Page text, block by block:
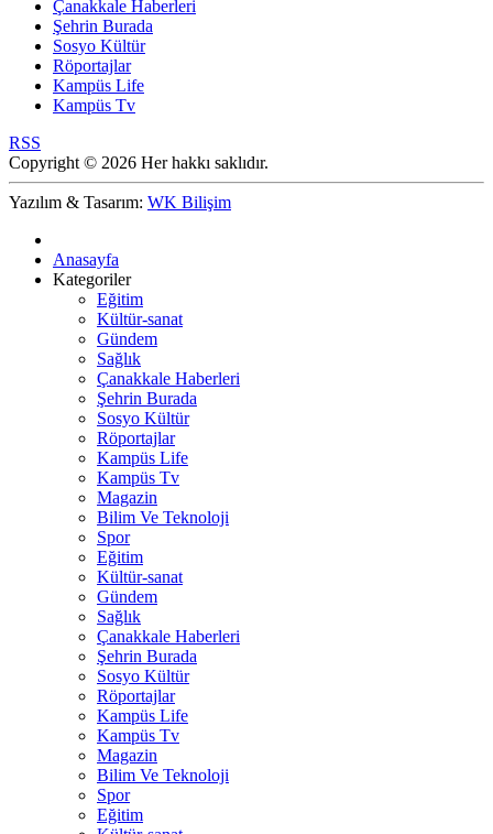
Çanakkale Haberleri
Şehrin Burada
Sosyo Kültür
Röportajlar
Kampüs Life
Kampüs Tv
RSS
Copyright © 2026 Her hakkı saklıdır.
Yazılım & Tasarım: WK Bilişim
Anasayfa
Kategoriler
Eğitim
Kültür-sanat
Gündem
Sağlık
Çanakkale Haberleri
Şehrin Burada
Sosyo Kültür
Röportajlar
Kampüs Life
Kampüs Tv
Magazin
Bilim Ve Teknoloji
Spor
Eğitim
Kültür-sanat
Gündem
Sağlık
Çanakkale Haberleri
Şehrin Burada
Sosyo Kültür
Röportajlar
Kampüs Life
Kampüs Tv
Magazin
Bilim Ve Teknoloji
Spor
Eğitim